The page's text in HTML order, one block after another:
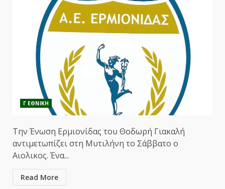
Γ ΕΘΝΙΚΗ
Την Ένωση Ερμιονίδας του Θοδωρή Γιακαλή
αντιμετωπίζει στη Μυτιλήνη το Σάββατο ο
Αιολικος. Ένα...
Read More